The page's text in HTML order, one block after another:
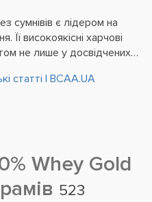
сумнівів є лідером на
Її високоякісні харчові
не лише у досвідчених
асортиментом
статті | BCAA.UA
Whey Gold
523